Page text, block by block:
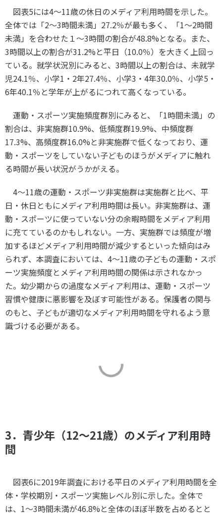
図表5には4～11歳の休日のメディア利用時間を示した。
全体では「2～3時間未満」 27.2％が最も多く、「1～2時間
未満」を合わせた１～3時間の割合が48.8%となる。また、
3時間以上の割合が31.2%と平日（10.0％）を大きく上回っ
ている。就学状況別にみると、 3時間以上の割合は、未就学
児24.1％、小学1 ・ 2年27.4％、小学3 ・ 4年30.0％、小学5 ・
6年40.1％と学年が上がるにつれて高くなっている。
運動・スポーツ実施頻度群別にみると、「1時間未満」の
割合は、非実施群10.9%、低頻度群19.9%、中頻度群
17.3%、高頻度群16.0%と非実施群で低くなっており、運
動・スポーツをしていない子どものほうがメディアに触れ
る時間が長い状況がうかがえる。
4～11歳の運動・スポーツ非実施群は実施群と比べ、平
日・休日ともにメディア利用時間は長い。非実施群は、運
動・スポーツに使っていない分の余暇時間をメディア利用
に充てているのかもしれない。一方、実施群では頻度が増
加するほどメディア利用時間が減少するといった傾向はみ
られず、本調査においては、 4～11歳の子どもの運動・スポ
ーツ実施頻度とメディア利用時間の関係は示されなかっ
た。幼少期からの過度なメディア利用は、運動・スポーツ
習慣や健康に悪影響を及ぼす可能性がある。保護者の関与
のもと、子どもが適切なメディア利用時間を守れるよう意
識づける必要がある。
3．青少年（12～21歳）のメディア利用時
間
図表6に2019年調査における平日のメディア利用時間を全
体・学校期別・スポーツ実施レベル別に示した。全体で
は、 1～3時間未満が46.8%と全体のほぼ半数を占めるとと